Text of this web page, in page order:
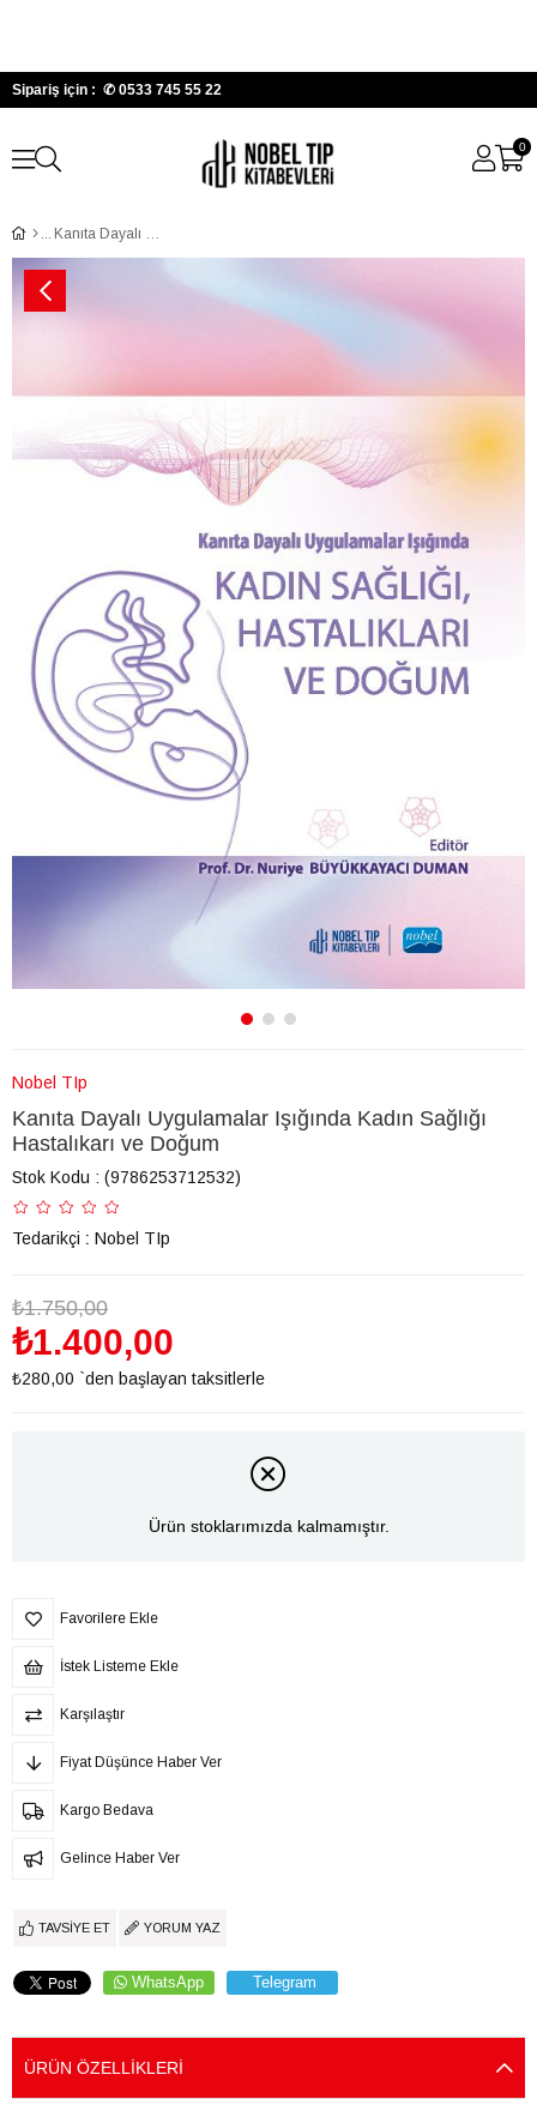
Sipariş için : ✆ 0533 745 55 22
0
Kanıta Dayalı Uygulamalar Işığında Kadın Sağlığı Hastalıkarı ve Doğum
Nobel TIp
Kanıta Dayalı Uygulamalar Işığında Kadın Sağlığı
Hastalıkarı ve Doğum
Stok Kodu (9786253712532)
Tedarikçi : Nobel TIp
₺1.750,00
₺1.400,00
₺280,00 `den başlayan taksitlerle
Ürün stoklarımızda kalmamıştır.
Favorilere Ekle
İstek Listeme Ekle
Karşılaştır
Fiyat Düşünce Haber Ver
Kargo Bedava
Gelince Haber Ver
TAVSIYE ET YORUM YAZ
WhatsApp Telegram
ÜRÜN ÖZELLIKLERI